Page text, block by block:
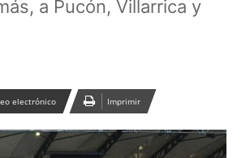
a Pucón, Villarrica y
electrónico Imprimir